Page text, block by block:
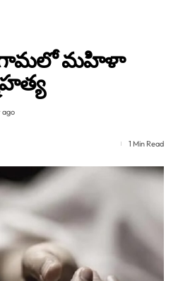
మహిళా
ago
1 Min Read